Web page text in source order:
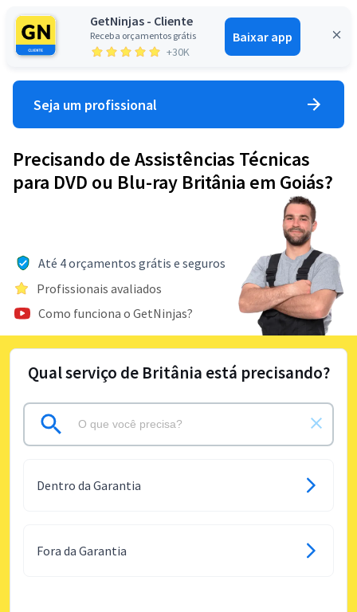
GetNinjas - Cliente
Receba orçamentos grátis
+30K
Baixar app
Entrar
Seja um profissional
Precisando de Assistências Técnicas
para DVD ou Blu-ray Britânia em Goiás?
Até 4 orçamentos grátis e seguros
Profissionais avaliados
Como funciona o GetNinjas?
Qual serviço de Britânia está precisando?
Dentro da Garantia
Fora da Garantia